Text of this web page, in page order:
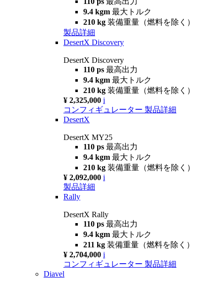
9.4 kgm 最大トルク
210 kg 装備重量（燃料を除く）
製品詳細
DesertX Discovery
DesertX Discovery
110 ps 最高出力
9.4 kgm 最大トルク
210 kg 装備重量（燃料を除く）
¥ 2,325,000 i
コンフィギュレーター 製品詳細
DesertX
DesertX MY25
110 ps 最高出力
9.4 kgm 最大トルク
210 kg 装備重量（燃料を除く）
¥ 2,092,000 i
製品詳細
Rally
DesertX Rally
110 ps 最高出力
9.4 kgm 最大トルク
211 kg 装備重量（燃料を除く）
¥ 2,704,000 i
コンフィギュレーター 製品詳細
Diavel